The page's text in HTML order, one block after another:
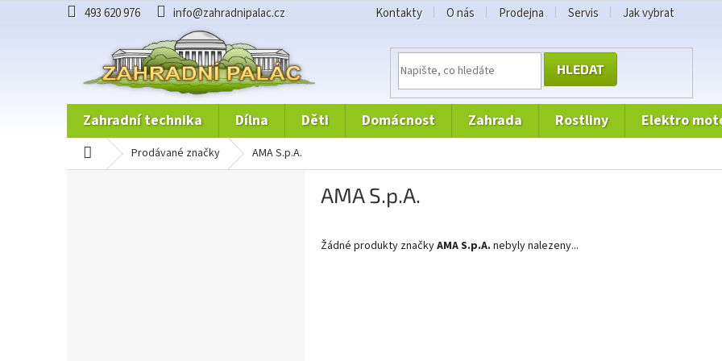
na
493 620 976 info@zahradnipalac.cz Kontakty O nás Prodejna Servis Jak vybrat
HLEDAT
zahradní technika dílna děti domácnost zahrada rostliny elektro
domů prodávané značky AMA S.p.A.
AMA S.p.A.
Žádné produkty značkyAMA S.p.A. nebyly nalezeny...